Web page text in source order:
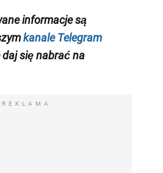
informacje są
kanale Telegram
daj się nabrać na
REKLAMA